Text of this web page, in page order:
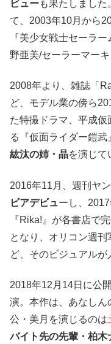
ビューも果たしまし
て、2003年10月から
『美少女戦士セーラ
野亜美/セーラーマー
2008年より、雑誌「
ど、モデル業の傍ら
た特撮ドラマ、平成
る『仮面ライダー鎧武
紘汰の姉・晶を演じて
2016年11月、週刊ヤ
ビアデビューし、
『Rika!』が各書店で
となり、オリコン週刊
ど、そのビジュアルが
2018年12月14日に公
演。本作は、あなしん
公・美月を演じるのは
バイト先の先輩・柏木